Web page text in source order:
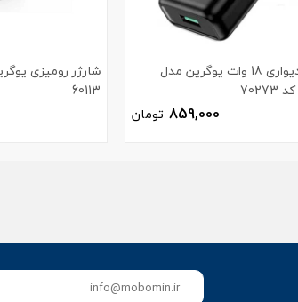
شارژر دیواری 18 وات یوگرین مدل
859,000 تومان
60113